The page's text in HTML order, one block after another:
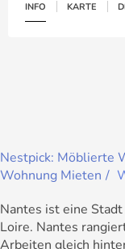
INFO KARTE
Nestpick: Möblierte
Wohnung Mieten
Nantes ist eine
Loire. Nantes
Arbeiten gleich